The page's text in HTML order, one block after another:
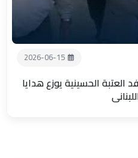
2026-06-15
العتبة الحسينية يوزع هدايا